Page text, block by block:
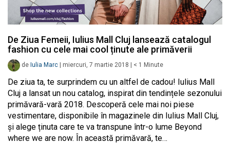
De Ziua Femeii, Iulius Mall Cluj lansează catalogul
fashion cu cele mai cool ținute ale primăverii
de Iulia Marc miercuri, 7 martie 2018 < 1 Minute
De ziua ta, te surprindem cu un altfel de cadou! Iulius Mall
Cluj a lansat un nou catalog, inspirat din tendințele sezonului
primăvară-vară 2018. Descoperă cele mai noi piese
vestimentare, disponibile în magazinele din Iulius Mall Cluj,
și alege ținuta care te va transpune într-o lume Beyond
where we are now. În această primăvară, te…